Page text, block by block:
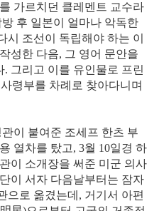
가르치던 클레멘트 교수라
후 일본이 얼마나 악독한
시 조선이 독립해야 하는 이
성한 다음, 그 영어 문안을
그리고 이를 유인물로 프린
령부를 차례로 찾아다니며
이 붙여준 조세프 한츠 부
열차를 탔고, 3월 10일경 하
이 소개장을 써준 미군 의사
이 서자 다음날부터는 잠자
으로 옮겼는데, 거기서 아편